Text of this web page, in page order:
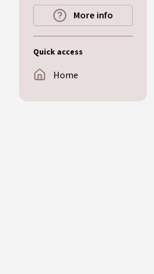
More info
Quick access
Home